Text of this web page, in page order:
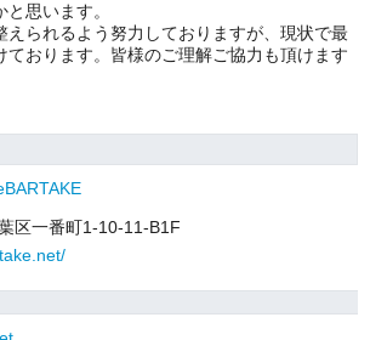
思います。
えられるよう努力しておりますが、現状で最
ております。皆様のご理解ご協力も頂けます
区一番町1-10-11-B1F